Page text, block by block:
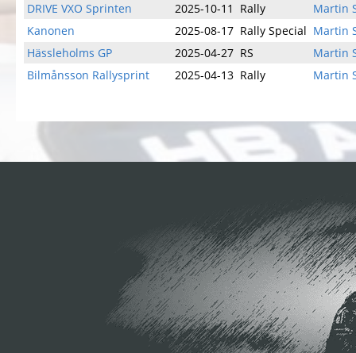
DRIVE VXO Sprinten
2025-10-11 Rally
Martin
Kanonen
2025-08-17 Rally Special Martin
Hässleholms GP
2025-04-27 RS
Martin
Bilmånsson Rallysprint
2025-04-13 Rally Martin